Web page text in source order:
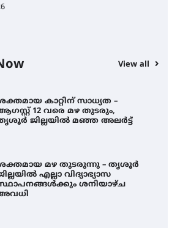
View all
മഴ തുടരുന്നു – തൃശൂർ
എല്ലാ വിദ്യാഭ്യാസ
ശനിയാഴ്ച
യൂണിവേഴ്‌സിറ്റിയിൽ നിന്ന്
സാഹിത്യത്തിൽ
നേടിയ എൻ. ആര്യ